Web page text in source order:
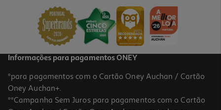
PVP de editor
17,91 €
Informações para pagamentos ONEY
*para pagamentos com o Cartão Oney Auchan / Cartão
Oney Auchan+.
**Campanha Sem Juros para pagamentos com o Cartão